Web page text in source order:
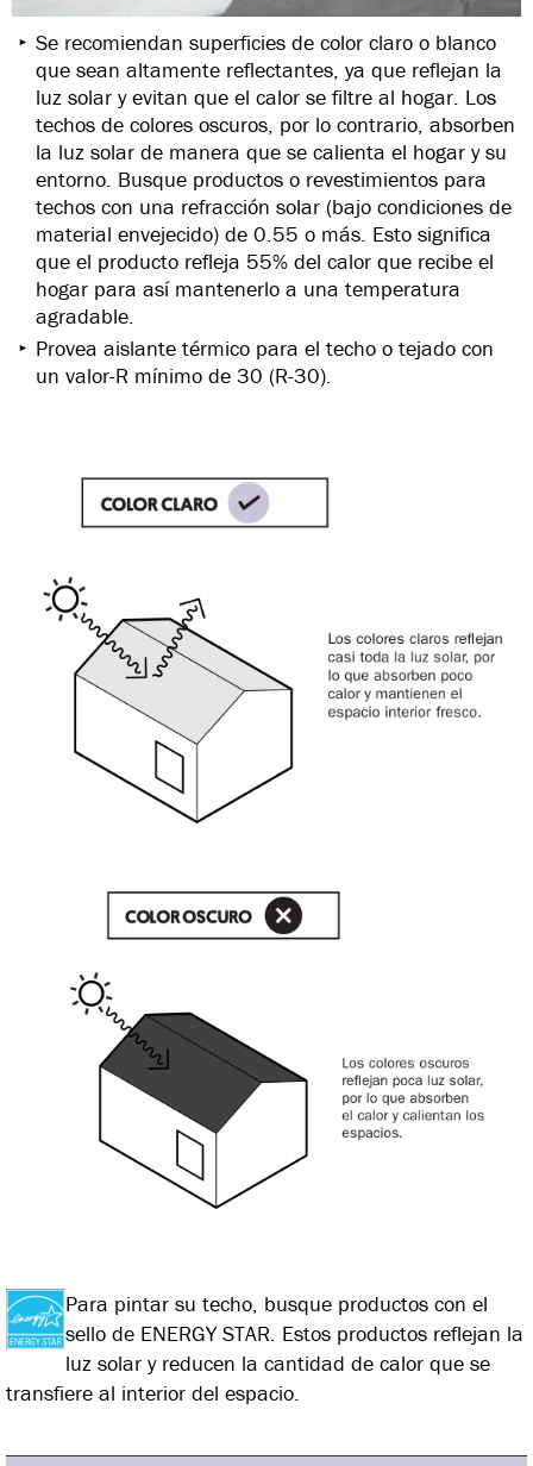
Se recomiendan superficies de color claro o blanco
que sean altamente reflectantes, ya que reflejan la
luz solar y evitan que el calor se filtre al hogar. Los
techos de colores oscuros, por lo contrario, absorben
la luz solar de manera que se calienta el hogar y su
entorno. Busque productos o revestimientos para
techos con una refracción solar (bajo condiciones de
material envejecido) de 0.55 o más. Esto significa
que el producto refleja 55% del calor que recibe el
hogar para así mantenerlo a una temperatura
agradable.
Provea aislante térmico para el techo o tejado con
un valor-R mínimo de 30 (R-30).
Para pintar su techo, busque productos con el
sello de ENERGY STAR. Estos productos reflejan la
luz solar y reducen la cantidad de calor que se
transfiere al interior del espacio.